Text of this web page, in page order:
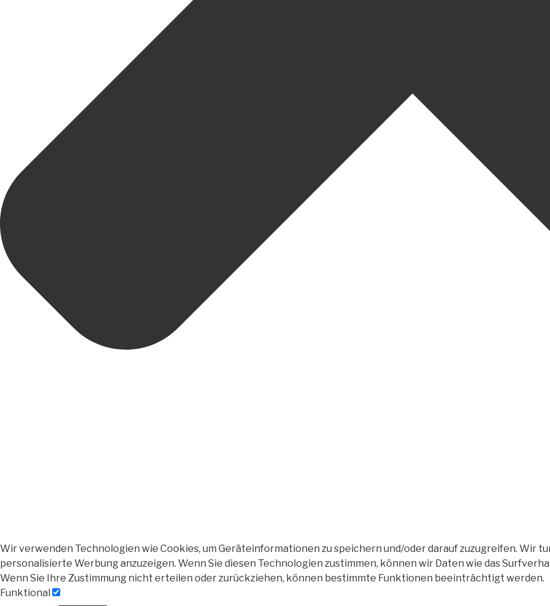
Wir verwenden Technologien wie Cookies, um Geräteinformationen zu speichern und/oder darauf zuzugreifen. Wir
personalisierte Werbung anzuzeigen. Wenn Sie diesen Technologien zustimmen, können wir Daten wie das
Wenn Sie Ihre Zustimmung nicht erteilen oder zurückziehen, können bestimmte Funktionen beeinträchtigt werden.
Funktional